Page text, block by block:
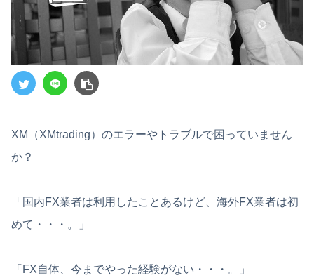
XM（XMtrading）のエラーやトラブルで困っていません
か？
「国内FX業者は利用したことあるけど、海外FX業者は初
めて・・・。」
「FX自体、今までやった経験がない・・・。」